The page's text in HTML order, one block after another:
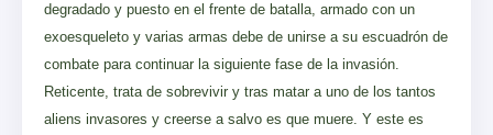
degradado y puesto en el frente de batalla, armado con un
exoesqueleto y varias armas debe de unirse a su escuadrón de
combate para continuar la siguiente fase de la invasión.
Reticente, trata de sobrevivir y tras matar a uno de los tantos
aliens invasores y creerse a salvo es que muere. Y este es